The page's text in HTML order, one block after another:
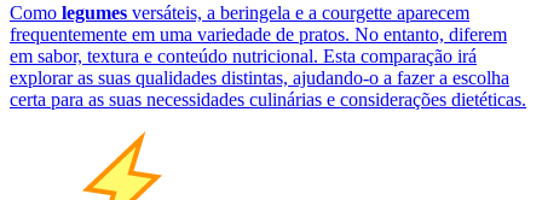
Como legumes versáteis, a beringela e a courgette aparecem
frequentemente em uma variedade de pratos. No entanto, diferem
em sabor, textura e conteúdo nutricional. Esta comparação irá
explorar as suas qualidades distintas, ajudando-o a fazer a escolha
certa para as suas necessidades culinárias e considerações dietéticas.